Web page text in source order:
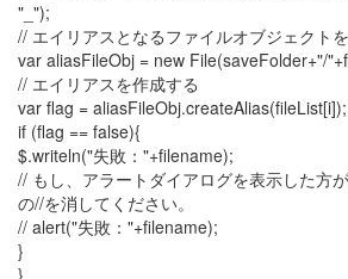
"_");
// エイリアスとなるファイルオブジェクト
var aliasFileObj = new File(saveFolder+"/
// エイリアスを作成する
var flag = aliasFileObj.createAlias(fileList[i]);
if (flag == false){
$.writeln("失敗："+filename);
// もし、アラートダイアログを表示した方
の//を消してください。
// alert("失敗："+filename);
}
}